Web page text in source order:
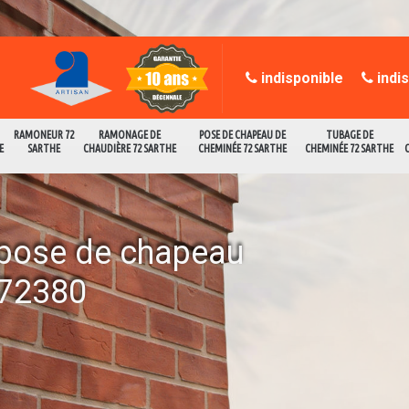
RAMONEUR 72
SARTHE
RAMONAGE DE
CHAUDIÈRE 72 SARTHE
POSE DE CHAPEAU DE
CHEMINÉE 72 SARTHE
TUBAGE DE
CHEMINÉE 72 SARTHE
indisponible
de chapeau